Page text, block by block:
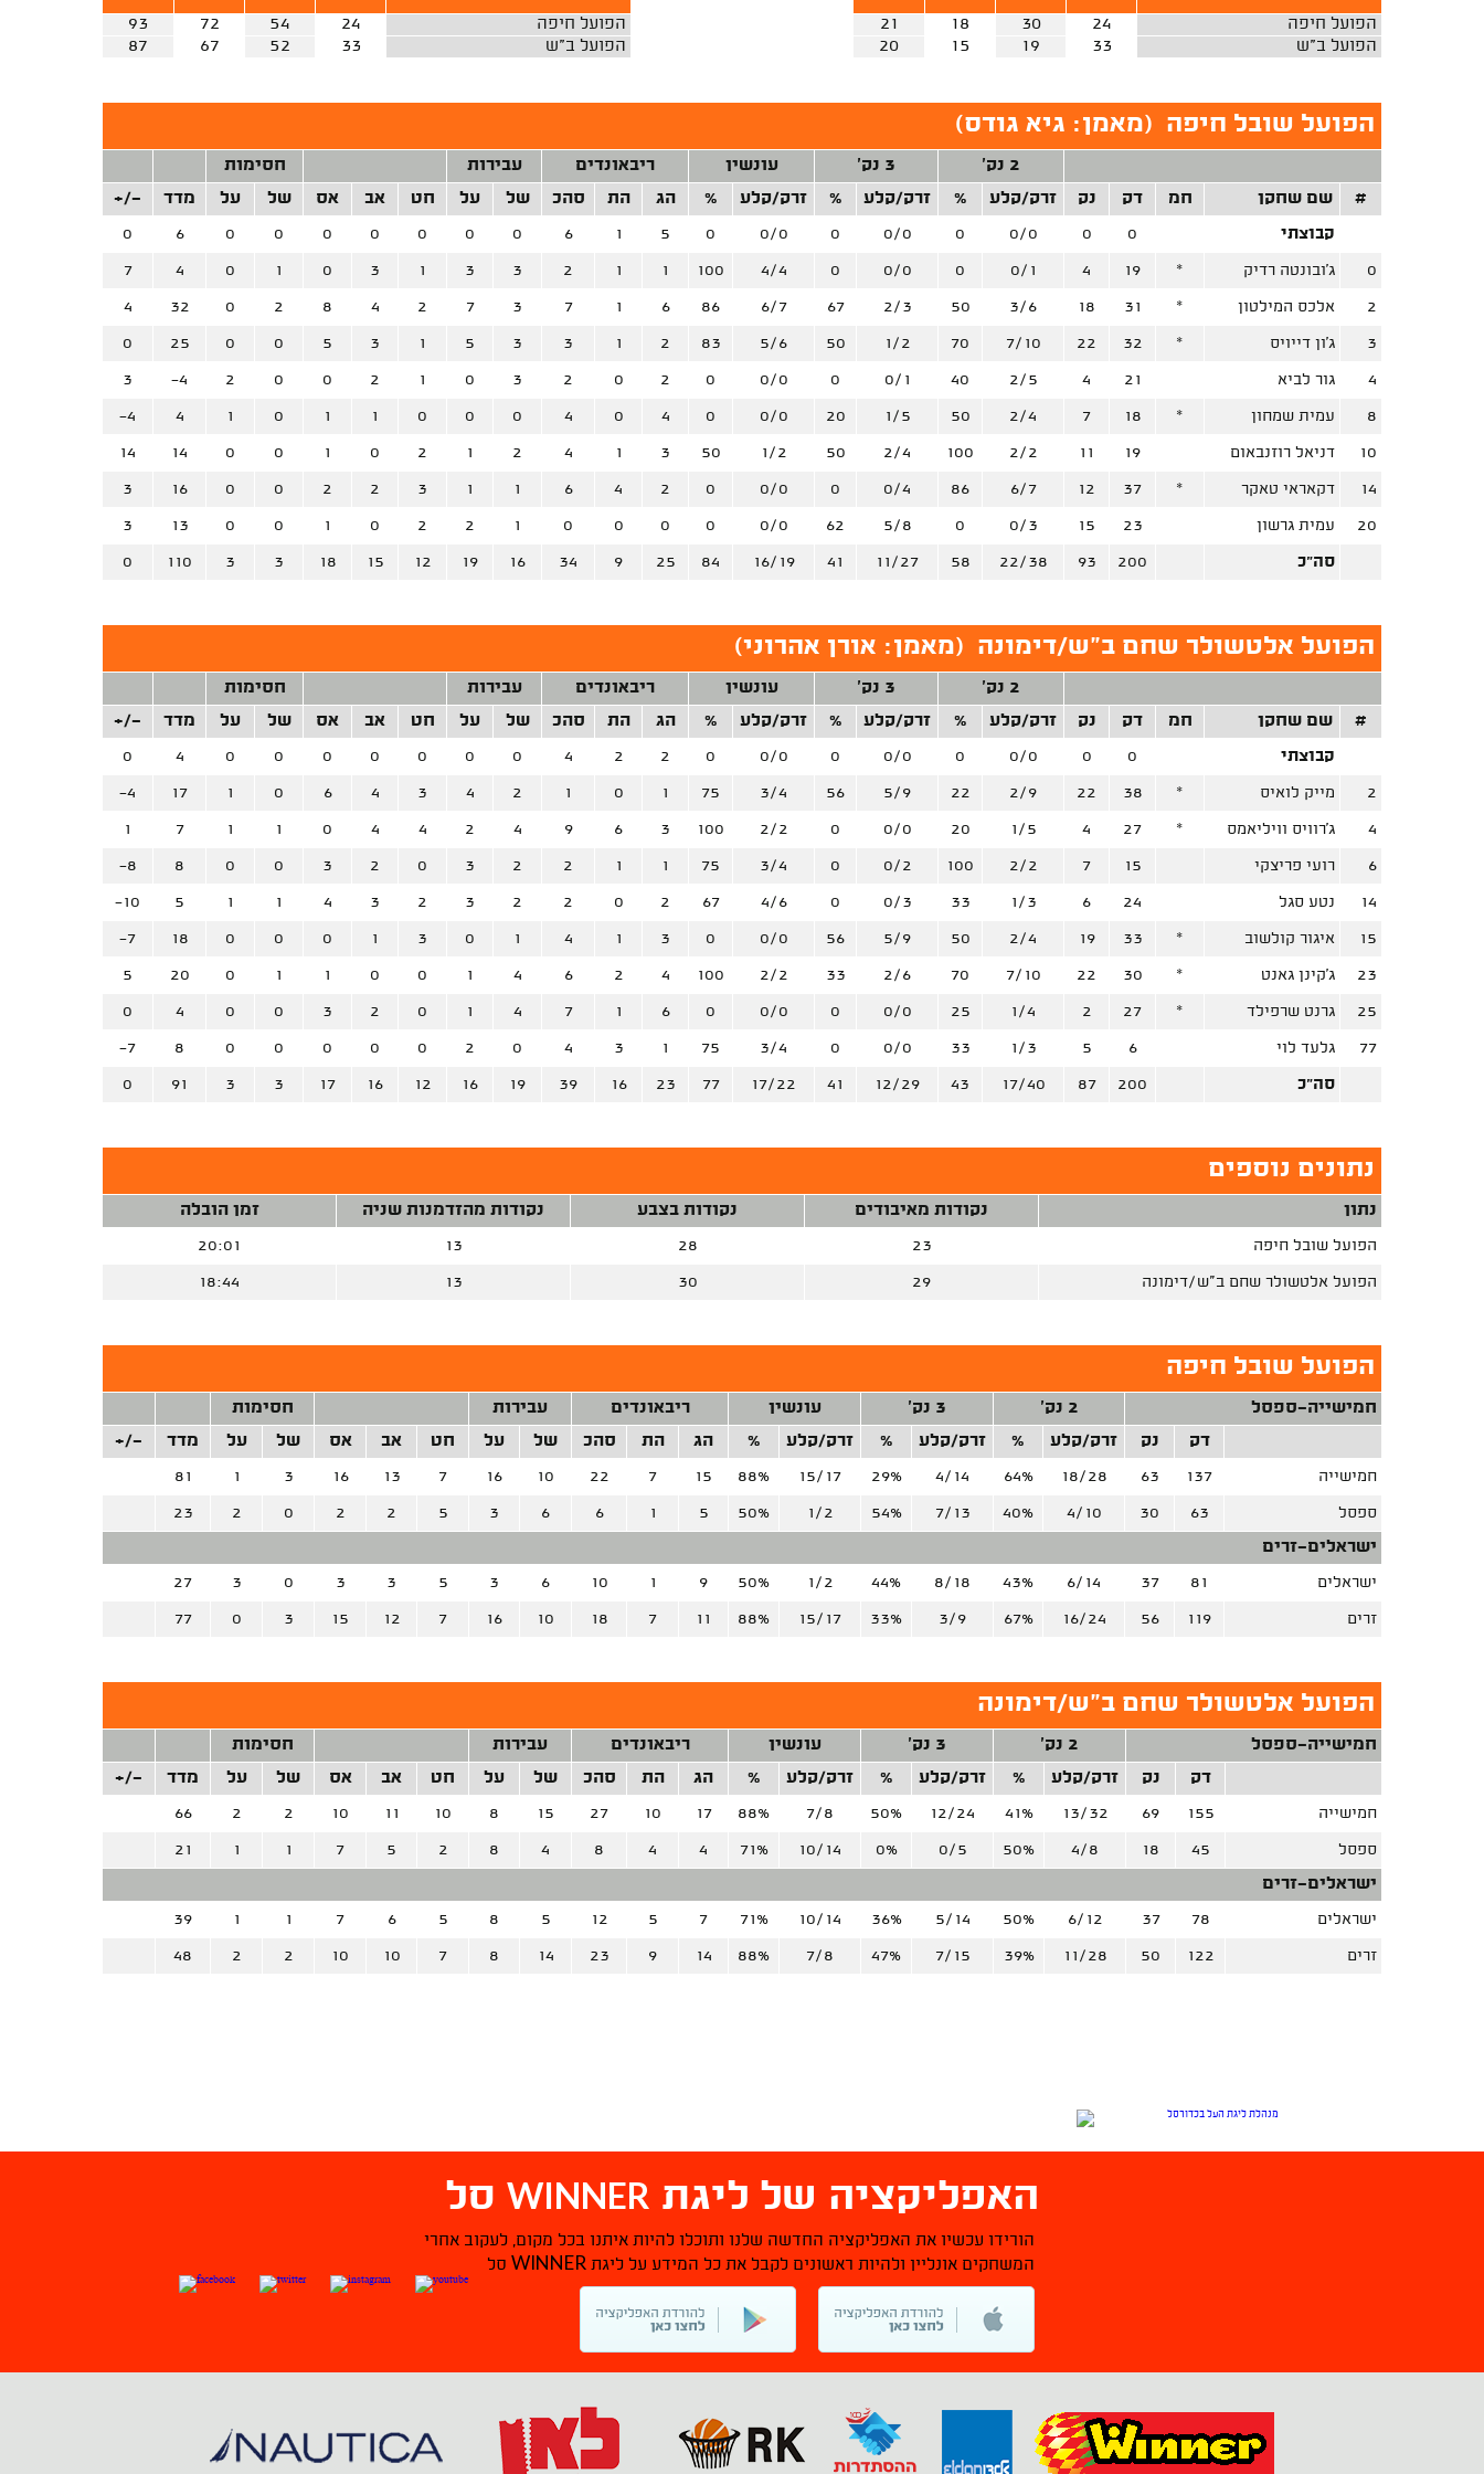
הפועל חיפה 24
30
18
21
הפועל ב"ש
33
19
15
20
הפועל חיפה 24
54
72
93
הפועל ב"ש
33
52
67
87
הפועל שובל חיפה (מאמן: גיא גודס)
2 נק' 3 נק' עונשין ריבאונדים עבירות
חסימות
#
שם שחקן חמ דק נק זרק/קלע % זרק/קלע % זרק/קלע % הג הת סהכ של על חט אב אס של על מדד +/-
קבוצתי 0
0
0/0
0
0/0
0
0/0
0
5
1
6
0
0
0
0
0
0
0
6
0
0 ג'ובונטה רדיק *
19
4
0/1
0
0/0
0
4/4
100
1
1
2
3
3
1
3
0
1
0
4
7
2 אלכס המילטון *
31
18
3/6
50
2/3
67
6/7
86
6
1
7
3
7
2
4
8
2
0
32
4
3 ג'ון דייויס *
32
22
7/10
70
1/2
50
5/6
83
2
1
3
3
5
1
3
5
0
0
25
0
4 גור לביא 21
4
2/5
40
0/1
0
0/0
0
2
0
2
3
0
1
2
0
0
2
-4
3
8 עמית שמחון *
18
7
2/4
50
1/5
20
0/0
0
4
0
4
0
0
0
1
1
0
1
4
-4
10 דניאל רוזנבאום 19
11
2/2
100
2/4
50
1/2
50
3
1
4
2
1
2
0
1
0
0
14
14
14 דקאראי טאקר *
37
12
6/7
86
0/4
0
0/0
0
2
4
6
1
1
3
2
2
0
0
16
3
20 עמית גרשון 23
15
0/3
0
5/8
62
0/0
0
0
0
0
1
2
2
0
1
0
0
13
3
סה"כ 200
93
22/38
58
11/27
41
16/19
84
25
9
34
16
19
12
15
18
3
3
110
0
הפועל אלטשולר שחם ב"ש/דימונה (מאמן: אורן אהרוני)
2 נק' 3 נק' עונשין ריבאונדים עבירות
חסימות
#
שם שחקן חמ דק נק זרק/קלע % זרק/קלע % זרק/קלע % הג הת סהכ של על חט אב אס של על מדד +/-
קבוצתי 0
0
0/0
0
0/0
0
0/0
0
2
2
4
0
0
0
0
0
0
0
4
0
2 מייק לואיס *
38
22
2/9
22
5/9
56
3/4
75
1
0
1
2
4
3
4
6
0
1
17
-4
4 ג'רוויס וויליאמס *
27
4
1/5
20
0/0
0
2/2
100
3
6
9
4
2
4
4
0
1
1
7
1
6 רועי פריצקי 15
7
2/2
100
0/2
0
3/4
75
1
1
2
2
3
0
2
3
0
0
8
-8
14 נטע סגל 24
6
1/3
33
0/3
0
4/6
67
2
0
2
2
3
2
3
4
1
1
5
-10
15 איגור קולשוב *
33
19
2/4
50
5/9
56
0/0
0
3
1
4
1
0
3
1
0
0
0
18
-7
23 ג'קינן גאנט *
30
22
7/10
70
2/6
33
2/2
100
4
2
6
4
1
0
0
1
1
0
20
5
25 גרנט שרפילד *
27
2
1/4
25
0/0
0
0/0
0
6
1
7
4
1
0
2
3
0
0
4
0
77 גלעד לוי 6
5
1/3
33
0/0
0
3/4
75
1
3
4
0
2
0
0
0
0
0
8
-7
סה"כ 200
87
17/40
43
12/29
41
17/22
77
23
16
39
19
16
12
16
17
3
3
91
0
נתונים נוספים
נתון נקודות מאיבודים נקודות בצבע נקודות מהזדמנות שניה זמן הובלה
הפועל שובל חיפה 23
28
13
20:01
הפועל אלטשולר שחם ב"ש/דימונה 29
30
13
18:44
הפועל שובל חיפה
חמישייה-ספסל 2 נק' 3 נק' עונשין ריבאונדים עבירות
חסימות
דק
נק זרק/קלע % זרק/קלע % זרק/קלע % הג הת סהכ של על חט אב אס של על מדד +/-
חמישייה 137
63
18/28
64%
4/14
29%
15/17
88%
15
7
22
10
16
7
13
16
3
1
81
ספסל 63
30
4/10
40%
7/13
54%
1/2
50%
5
1
6
6
3
5
2
2
0
2
23
ישראלים-זרים
ישראלים 81
37
6/14
43%
8/18
44%
1/2
50%
9
1
10
6
3
5
3
3
0
3
27
זרים 119
56
16/24
67%
3/9
33%
15/17
88%
11
7
18
10
16
7
12
15
3
0
77
הפועל אלטשולר שחם ב"ש/דימונה
חמישייה-ספסל 2 נק' 3 נק' עונשין ריבאונדים עבירות
חסימות
דק
נק זרק/קלע % זרק/קלע % זרק/קלע % הג הת סהכ של על חט אב אס של על מדד +/-
חמישייה 155
69
13/32
41%
12/24
50%
7/8
88%
17
10
27
15
8
10
11
10
2
2
66
ספסל 45
18
4/8
50%
0/5
0%
10/14
71%
4
4
8
4
8
2
5
7
1
1
21
ישראלים-זרים
ישראלים 78
37
6/12
50%
5/14
36%
10/14
71%
7
5
12
5
8
5
6
7
1
1
39
זרים 122
50
11/28
39%
7/15
47%
7/8
88%
14
9
23
14
8
7
10
10
2
2
48
האפליקציה של ליגת WINNER סל
הורידו עכשיו את האפליקציה החדשה שלנו ותוכלו להיות איתנו בכל מקום, לעקוב אחרי
המשחקים אונליין ולהיות ראשונים לקבל את כל המידע על ליגת WINNER סל